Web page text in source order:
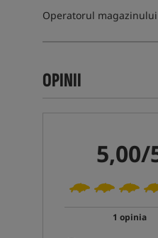
Operatorul
OPINII
5,00/
1 opinia